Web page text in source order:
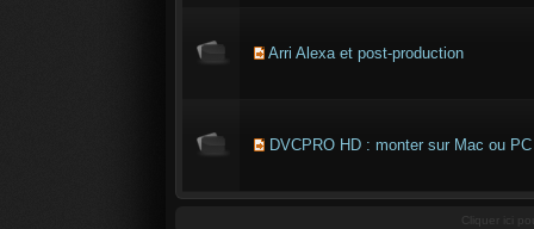
Arri Alexa et post-production
DVCPRO HD : monter sur Mac ou
Cliquer ici